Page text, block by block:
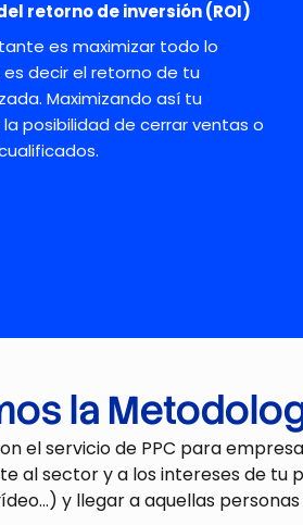
retorno de inversión (ROI)
es maximizar todo lo
es decir elretorno de tu
a. Maximizando así tu
posibilidad de cerrar ventas o
la
elservicio de PPC para
al sectorya los intereses de tu
y llegara aquellas perso